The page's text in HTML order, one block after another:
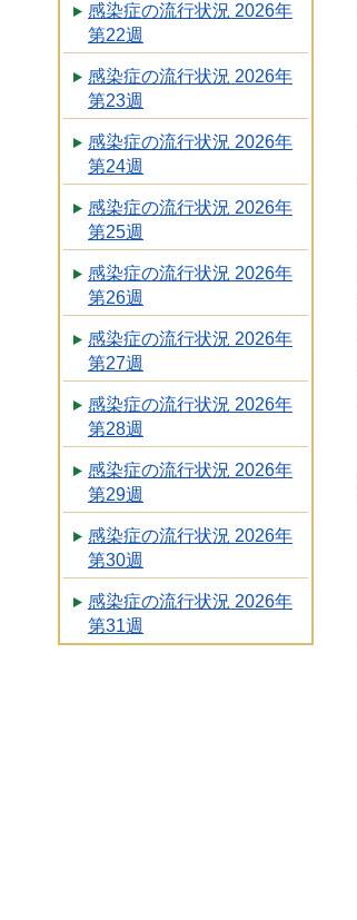
感染症の流行状況 2026年
第22週
感染症の流行状況 2026年
第23週
感染症の流行状況 2026年
第24週
感染症の流行状況 2026年
第25週
感染症の流行状況 2026年
第26週
感染症の流行状況 2026年
第27週
感染症の流行状況 2026年
第28週
感染症の流行状況 2026年
第29週
感染症の流行状況 2026年
第30週
感染症の流行状況 2026年
第31週